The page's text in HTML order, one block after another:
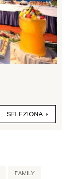
SELEZIONA
FAMILY